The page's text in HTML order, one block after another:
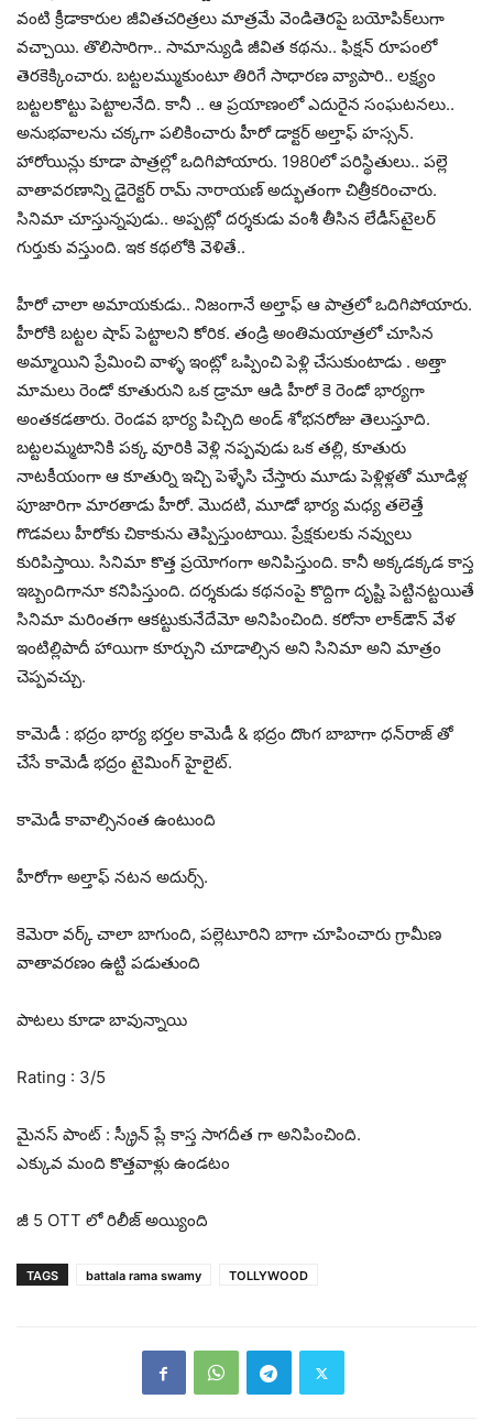
వంటి క్రీడాకారుల జీవిత‌చ‌రిత్ర‌లు మాత్ర‌మే వెండితెర‌పై బ‌యోపిక్‌లుగా
వ‌చ్చాయి. తొలిసారిగా.. సామాన్యుడి జీవిత క‌థ‌ను.. ఫిక్ష‌న్ రూపంలో
తెర‌కెక్కించారు. బ‌ట్ట‌లమ్ముకుంటూ తిరిగే సాధార‌ణ వ్యాపారి.. ల‌క్ష్యం
బ‌ట్ట‌ల‌కొట్టు పెట్టాల‌నేది. కానీ .. ఆ ప్ర‌యాణంలో ఎదురైన సంఘ‌ట‌న‌లు..
అనుభ‌వాల‌ను చ‌క్క‌గా ప‌లికించారు హీరో డాక్ట‌ర్ అల్తాఫ్ హ‌స్స‌న్‌.
హారోయిన్లు కూడా పాత్ర‌ల్లో ఒదిగిపోయారు. 1980లో ప‌రిస్థితులు.. ప‌ల్లె
వాతావ‌ర‌ణాన్ని డైరెక్ట‌ర్ రామ్ నారాయ‌ణ్ అద్భుతంగా చిత్రీక‌రించారు.
సినిమా చూస్తున్న‌పుడు.. అప్ప‌ట్లో ద‌ర్శ‌కుడు వంశీ తీసిన లేడీస్‌టైల‌ర్
గుర్తుకు వ‌స్తుంది. ఇక క‌థ‌లోకి వెళితే..
హీరో చాలా అమాయ‌కుడు.. నిజంగానే అల్తాఫ్ ఆ పాత్ర‌లో ఒదిగిపోయారు.
హీరోకి బట్టల షాప్ పెట్టాలని కోరిక. తండ్రి అంతిమయాత్రలో చూసిన
అమ్మాయిని ప్రేమించి వాళ్ళ ఇంట్లో ఒప్పించి పెళ్లి చేసుకుంటాడు . అత్తా
మామలు రెండో కూతురుని ఒక డ్రామా ఆడి హీరో కె రెండో భార్యగా
అంతకడతారు. రెండవ భార్య పిచ్చిది అండ్ శోభనరోజు తెలుస్తూది.
బట్టలమ్మటానికి పక్క వూరికి వెళ్లి నప్పవుడు ఒక తల్లి, కూతురు
నాటకీయంగా ఆ కూతుర్ని ఇచ్చి పెళ్ళేసి చేస్తారు మూడు పెళ్లిళ్ల‌తో మూడిళ్ల
పూజారిగా మార‌తాడు హీరో. మొద‌టి, మూడో భార్య మ‌ధ్య త‌లెత్తే
గొడ‌వ‌లు హీరోకు చికాకును తెప్పిస్తుంటాయి. ప్రేక్ష‌కుల‌కు న‌వ్వులు
కురిపిస్తాయి. సినిమా కొత్త ప్ర‌యోగంగా అనిపిస్తుంది. కానీ అక్క‌డక్క‌డ కాస్త
ఇబ్బందిగానూ క‌నిపిస్తుంది. ద‌ర్శ‌కుడు క‌థ‌నంపై కొద్దిగా దృష్టి పెట్టిన‌ట్ట‌యితే
సినిమా మ‌రింత‌గా ఆక‌ట్టుకునేదేమో అనిపించింది. క‌రోనా లాక్‌డౌన్ వేళ
ఇంటిల్లిపాదీ హాయిగా కూర్చుని చూడాల్సిన అని సినిమా అని మాత్రం
చెప్ప‌వ‌చ్చు.
కామెడీ : భద్రం భార్య భర్తల కామెడీ & భద్రం దొంగ బాబాగా ధన్‌రాజ్‌ తో
చేసే కామెడీ భద్రం టైమింగ్ హైలైట్.
కామెడీ కావాల్సినంత ఉంటుంది
హీరోగా అల్తాఫ్ న‌ట‌న అదుర్స్‌.
కెమెరా వర్క్ చాలా బాగుంది, పల్లెటూరిని బాగా చూపించారు గ్రామీణ
వాతావరణం ఉట్టి పడుతుంది
పాటలు కూడా బావున్నాయి
Rating : 3/5
మైనస్ పాంట్ : స్క్రీన్ ప్లే కాస్త సాగ‌దీత గా అనిపించింది.
ఎక్కువ మంది కొత్తవాళ్లు ఉండటం
జీ 5 OTT లో రిలీజ్ అయ్యింది
TAGS battala rama swamy TOLLYWOOD